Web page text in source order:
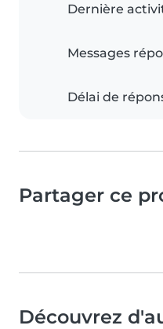
Dernière
Messages
Délai de
Partager ce
Découvrez